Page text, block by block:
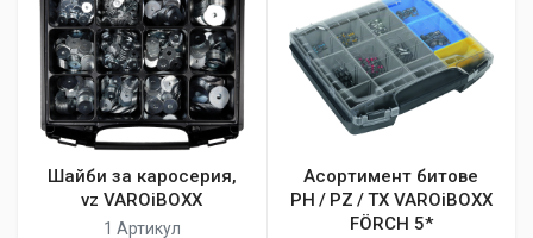
Шайби за каросерия,
vz VAROiBOXX
1 Артикул
Асортимент битове
PH / PZ / TX VAROiBOXX
FÖRCH 5*